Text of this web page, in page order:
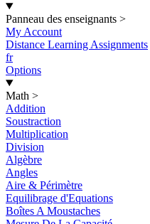
Panneau des enseignants >
My Account
Distance Learning Assignments
fr
Options
Math >
Addition
Soustraction
Multiplication
Division
Algèbre
Angles
Aire & Périmètre
Equilibrage d'Equations
Boîtes A Moustaches